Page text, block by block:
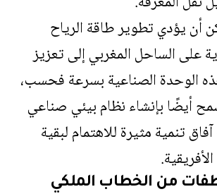
أن يؤدي تطوير طاقة الرياح
على الساحل المغربي إلى تعزيز
الوحدة الصناعية بسرعة فحسب،
أيضًا بإنشاء نظام بيئي صناعي
تنمية مثيرة للاهتمام لبقية
من الخطاب الملكي